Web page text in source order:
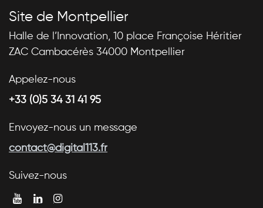
Site de Montpellier
Halle de l’Innovation, 10 place Françoise Héritier
ZAC Cambacérès 34000 Montpellier
Appelez-nous
+33 (0)5 34 31 41 95
Envoyez-nous un message
contact@digital113.fr
Suivez-nous